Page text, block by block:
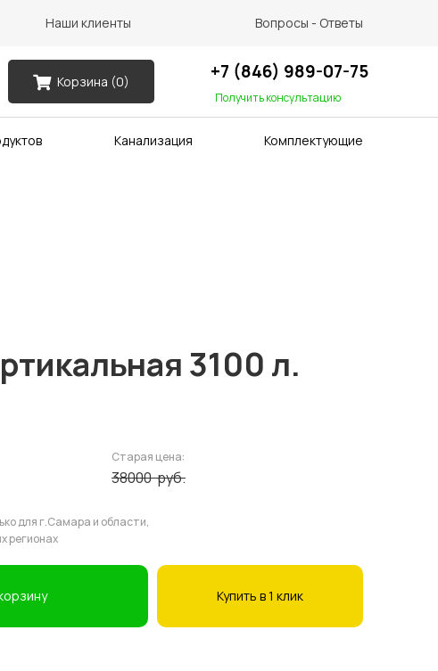
Наши клиенты Вопросы - Ответы
Корзина (0) +7 (846) 989-07-75
Получить консультацию
Канализация Комплектующие
3100 л.
Старая цена:
38000руб.
для г.Самара и области,
регионах
Купить в 1 клик